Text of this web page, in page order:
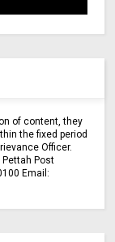
of content, they
the fixed period
Officer.
Pettah Post
Email: